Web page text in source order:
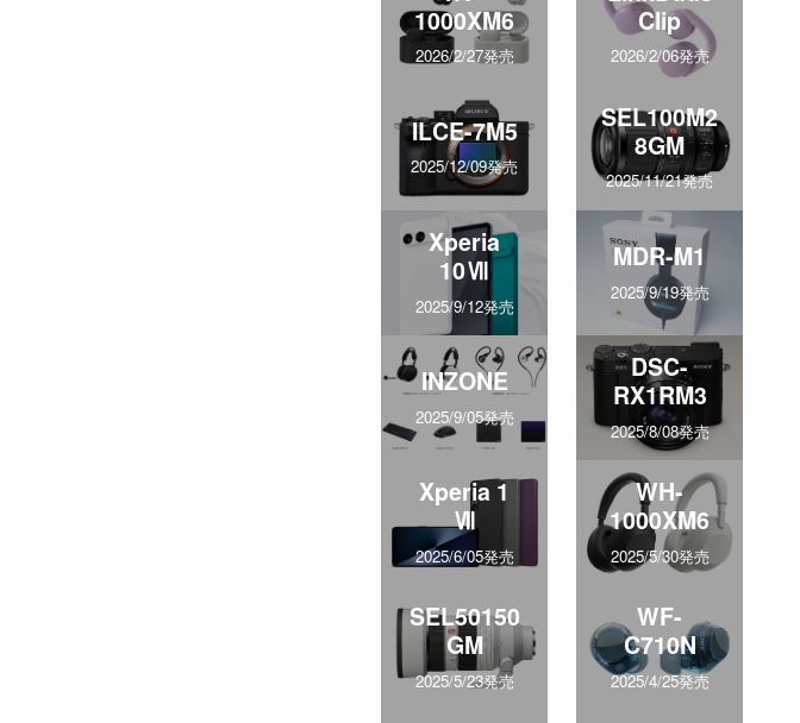
1000XM6
2026/2/27発売
Clip
2026/2/06発売
ILCE-7M5
2025/12/09発売
SEL100M2
8GM
2025/11/21発売
Xperia
10Ⅶ
2025/9/12発売
MDR-M1
2025/9/19発売
INZONE
2025/9/05発売
DSC-
RX1RM3
2025/8/08発売
Xperia 1
Ⅶ
2025/6/05発売
WH-
1000XM6
2025/5/30発売
SEL50150
GM
2025/5/23発売
WF-
C710N
2025/4/25発売